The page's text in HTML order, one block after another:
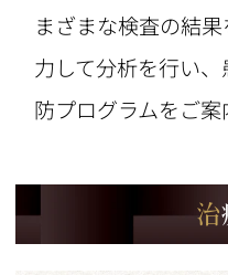
まざまな検査の結
力して分析を行い
防プログラムをご案